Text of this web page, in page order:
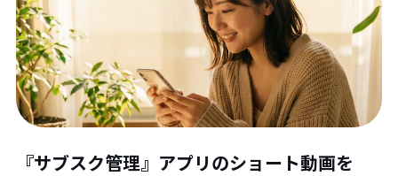
『サブスク管理』アプリのショート動画を